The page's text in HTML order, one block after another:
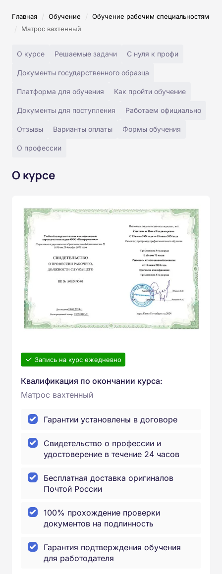
Главная / Обучение / Обучение рабочим специальностям
/ Матрос вахтенный
О курсе Решаемые задачи С нуля к профи
Документы государственного образца
Платформа для обучения Как пройти обучение
Документы для поступления Работаем официально
Отзывы Варианты оплаты Формы обучения
О профессии
О курсе
Запись на курс ежедневно
Квалификация по окончании курса:
Матрос вахтенный
Гарантии установлены в договоре
Свидетельство о профессии и
удостоверение в течение 24 часов
Бесплатная доставка оригиналов
Почтой России
100% прохождение проверки
документов на подлинность
Гарантия подтверждения обучения
для работодателя